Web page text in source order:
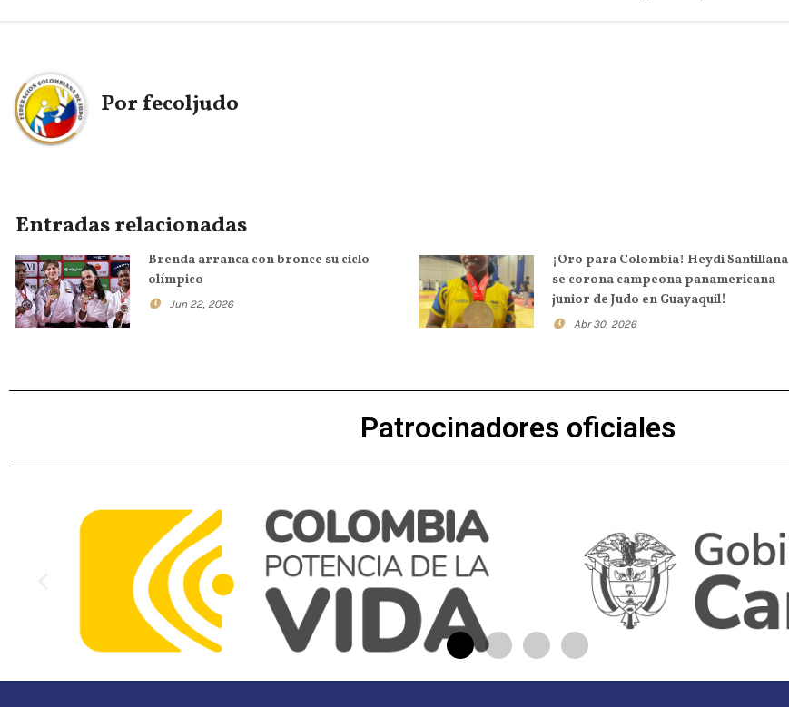
Porfecoljudo
Entradas relacionadas
Brenda arranca con bronce su ciclo
olímpico
Jun 22, 2026
¡Oro para Colombia! Heydi Santillana
se corona campeona panamericana
junior de Judo en Guayaquil!
Abr 30, 2026
Patrocinadores oficiales